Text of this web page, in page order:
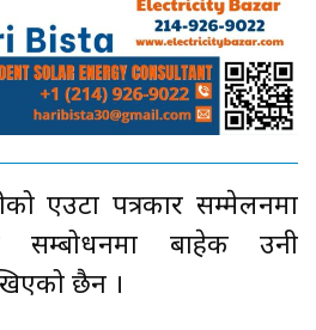
एउटा पत्रकार सम्मेलनमा
सम्बोधनमा बाहेक उनी
छैन ।